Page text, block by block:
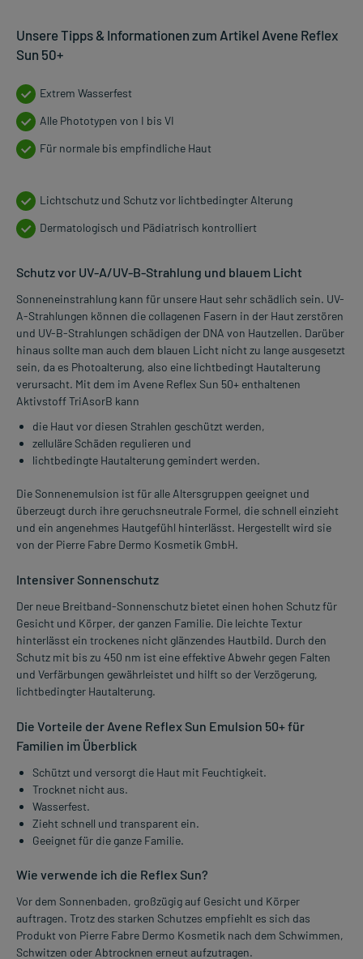
Unsere Tipps & Informationen zum Artikel Avene Reflex
Sun 50+
Extrem Wasserfest
Alle Phototypen von I bis VI
Für normale bis empfindliche Haut
Lichtschutz und Schutz vor lichtbedingter Alterung
Dermatologisch und Pädiatrisch kontrolliert
Schutz vor UV-A/UV-B-Strahlung und blauem Licht
Sonneneinstrahlung kann für unsere Haut sehr schädlich sein. UV-
A-Strahlungen können die collagenen Fasern in der Haut zerstören
und UV-B-Strahlungen schädigen der DNA von Hautzellen. Darüber
hinaus sollte man auch dem blauen Licht nicht zu lange ausgesetzt
sein, da es Photoalterung, also eine lichtbedingt Hautalterung
verursacht. Mit dem im Avene Reflex Sun 50+ enthaltenen
Aktivstoff TriAsorB kann
die Haut vor diesen Strahlen geschützt werden,
zelluläre Schäden regulieren und
lichtbedingte Hautalterung gemindert werden.
Die Sonnenemulsion ist für alle Altersgruppen geeignet und
überzeugt durch ihre geruchsneutrale Formel, die schnell einzieht
und ein angenehmes Hautgefühl hinterlässt. Hergestellt wird sie
von der Pierre Fabre Dermo Kosmetik GmbH.
Intensiver Sonnenschutz
Der neue Breitband-Sonnenschutz bietet einen hohen Schutz für
Gesicht und Körper, der ganzen Familie. Die leichte Textur
hinterlässt ein trockenes nicht glänzendes Hautbild. Durch den
Schutz mit bis zu 450 nm ist eine effektive Abwehr gegen Falten
und Verfärbungen gewährleistet und hilft so der Verzögerung,
lichtbedingter Hautalterung.
Die Vorteile der Avene Reflex Sun Emulsion 50+ für
Familien im Überblick
Schützt und versorgt die Haut mit Feuchtigkeit.
Trocknet nicht aus.
Wasserfest.
Zieht schnell und transparent ein.
Geeignet für die ganze Familie.
Wie verwende ich die Reflex Sun?
Vor dem Sonnenbaden, großzügig auf Gesicht und Körper
auftragen. Trotz des starken Schutzes empfiehlt es sich das
Produkt von Pierre Fabre Dermo Kosmetik nach dem Schwimmen,
Schwitzen oder Abtrocknen erneut aufzutragen.